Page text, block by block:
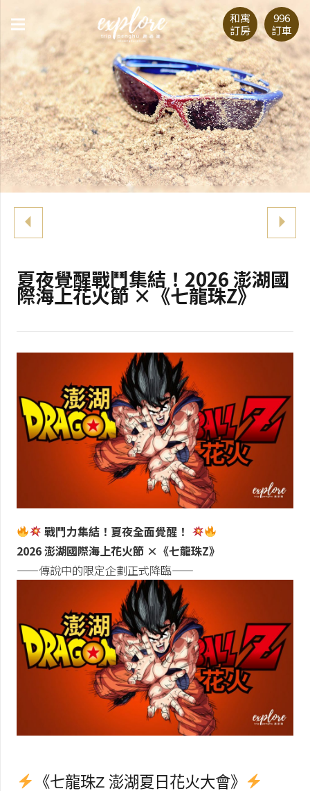
和寓
訂房
996
訂車
夏夜覺醒戰鬥集結！2026 澎湖國
際海上花火節 ×《七龍珠Z》
戰鬥力集結！夏夜全面覺醒！
2026 澎湖國際海上花火節 ×《七龍珠Z》
——傳說中的限定企劃正式降臨——
《七龍珠Z 澎湖夏日花火大會》